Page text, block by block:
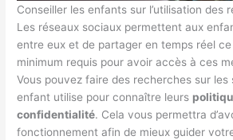
Conseiller les enfants sur l’utilisation des
Les réseaux sociaux permettent aux
entre eux et de partager en temps réel ce
minimum requis pour avoir accès à ces
Vous pouvez faire des recherches sur les
enfant utilise pour connaître leurs
confidentialité. Cela vous permettra
fonctionnement afin de mieux guider